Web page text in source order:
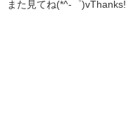
また見てね(*^-゜)vThanks!